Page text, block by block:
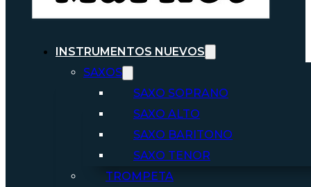
INSTRUMENTOS NUEVOS
SAXOS
SAXO SOPRANO
SAXO ALTO
SAXO BARITONO
SAXO TENOR
TROMPETA